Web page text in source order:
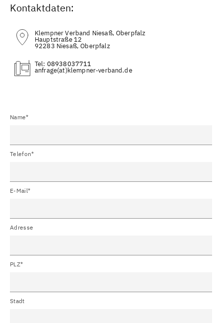
Kontaktdaten:
Klempner Verband Niesaß, Oberpfalz
Hauptstraße 12
92283 Niesaß, Oberpfalz
Tel: 08938037711
(at)
Name*
Telefon*
E-Mail*
Adresse
PLZ*
Stadt